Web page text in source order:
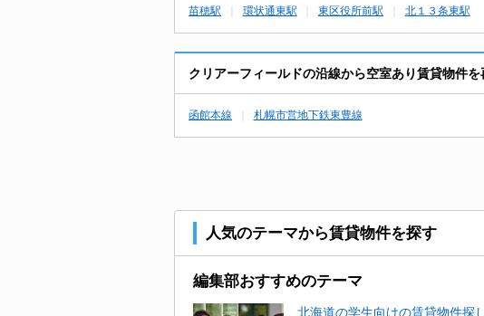
苗穂駅 環状通東駅 東区役所前駅 北１３条東駅
クリアーフィールドの沿線から空室あり賃貸物件を
函館本線 札幌市営地下鉄東豊線
人気のテーマから賃貸物件を探す
編集部おすすめのテーマ
北海道の学生向けの賃貸物件探